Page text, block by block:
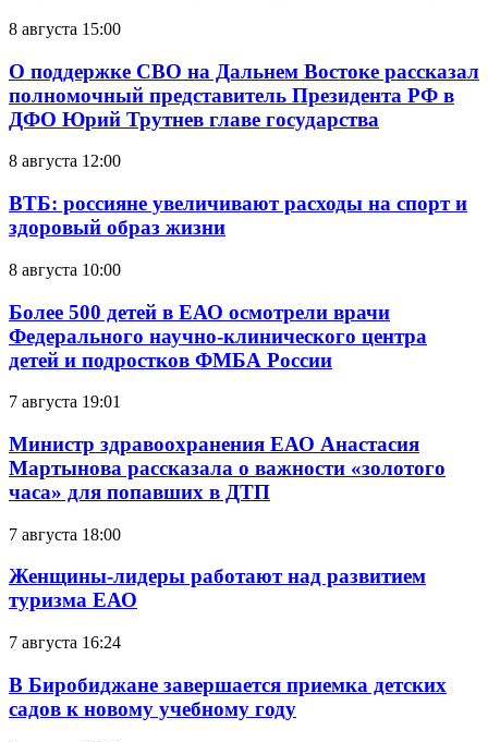
8 августа 15:00
О поддержке СВО на Дальнем Востоке рассказал
полномочный представитель Президента РФ в
ДФО Юрий Трутнев главе государства
8 августа 12:00
ВТБ: россияне увеличивают расходы на спорт и
здоровый образ жизни
8 августа 10:00
Более 500 детей в ЕАО осмотрели врачи
Федерального научно-клинического центра
детей и подростков ФМБА России
7 августа 19:01
Министр здравоохранения ЕАО Анастасия
Мартынова рассказала о важности «золотого
часа» для попавших в ДТП
7 августа 18:00
Женщины-лидеры работают над развитием
туризма ЕАО
7 августа 16:24
В Биробиджане завершается приемка детских
садов к новому учебному году